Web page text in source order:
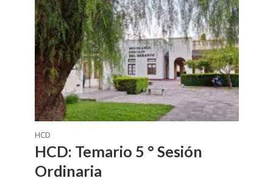
HCD
HCD: Temario 5 ° Sesión
Ordinaria